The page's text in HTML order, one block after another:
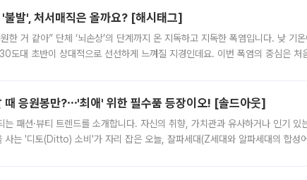
'불발', 처서매직은 올까요? [해시태그]
한 거 같아” 단체 ‘뇌손상’의 단계까지 온 지독하고 지독한 폭염입니다. 낮 기
도대 초반이 상대적으로 선선하게 느껴질 지경인데요. 이번 폭염의 중심은 처
때 응원봉만?⋯'최애' 위한 필수품 등장이오! [솔드아웃]
는 패션·뷰티 트렌드를 소개합니다. 자신의 취향, 가치관과 유사하거나 인기 있
사는 '디토(Ditto) 소비'가 자리 잡은 오늘, 잘파세대(Z세대와 알파세대의 합성